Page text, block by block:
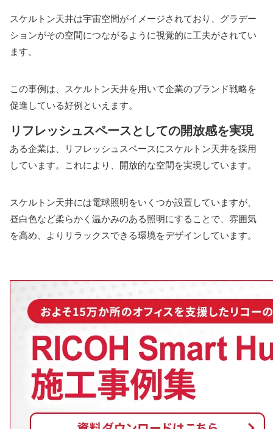
スケルトン天井は宇宙空間がイメージされており、グラデー
ションがその空間につながるように視覚的に工夫がされてい
ます。
この事例は、スケルトン天井を用いて企業のブランド戦略を
促進している好例といえます。
リフレッシュスペースとしての開放感を実現
ある企業は、リフレッシュスペースにスケルトン天井を採用
しています。これにより、開放的な空間を実現しています。
スケルトン天井には電球照明をいくつか設置していますが、
昼白色など柔らかく温かみのある照明にすることで、雰囲気
を高め、よりリラックスできる環境をデザインしています。